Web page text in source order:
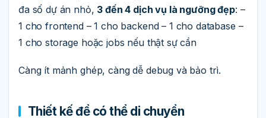
đa số dự án nhỏ, 3 đến 4 dịch vụ là ngưỡng đẹp: –
1 cho frontend – 1 cho backend – 1 cho database –
1 cho storage hoặc jobs nếu thật sự cần
Càng ít mảnh ghép, càng dễ debug và bảo trì.
Thiết kế để có thể di chuyển